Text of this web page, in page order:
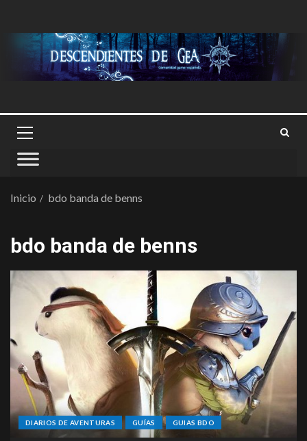
Inicio bdo banda de benns
bdo banda de benns
DIARIOS DE AVENTURAS GUÍAS GUIAS BDO